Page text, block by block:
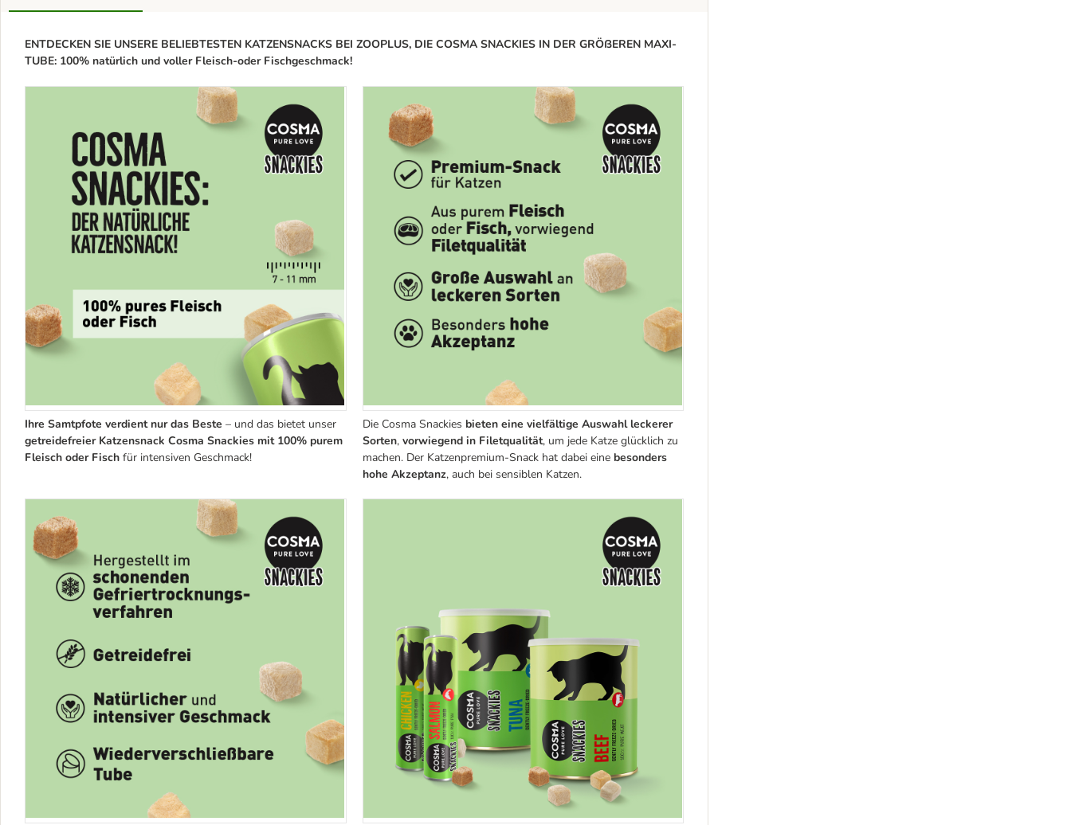
ENTDECKEN SIE UNSERE BELIEBTESTEN KATZENSNACKS BEI ZOOPLUS, DIE COSMA SNACKIES IN DER GRÖßEREN MAXI-
TUBE: 100% natürlich und voller Fleisch-oder Fischgeschmack!
Ihre Samtpfote verdient nur das Beste – und das bietet unser
getreidefreier Katzensnack Cosma Snackies mit 100% purem
Fleisch oder Fisch für intensiven Geschmack!
Die Cosma Snackies bieten eine vielfältige Auswahl leckerer
Sorten, vorwiegend in Filetqualität, um jede Katze glücklich zu
machen. Der Katzenpremium-Snack hat dabei eine besonders
hohe Akzeptanz, auch bei sensiblen Katzen.